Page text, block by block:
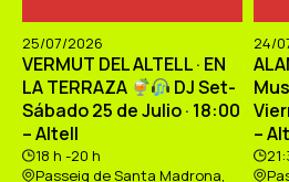
25/07/2026
VERMUT DEL ALTELL · EN
LA TERRAZA
DJ Set-
Sábado 25 de Julio · 18:00
– Altell
18 h -20 h
Passeig de Santa Madrona,
24/
–